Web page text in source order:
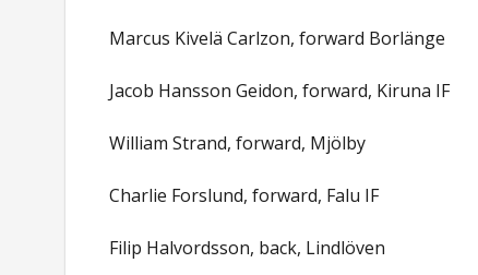
Marcus Kivelä Carlzon, forward Borlänge
Jacob Hansson Geidon, forward, Kiruna IF
William Strand, forward, Mjölby
Charlie Forslund, forward, Falu IF
Filip Halvordsson, back, Lindlöven